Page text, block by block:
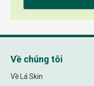
Về chúng tôi
Về Lá Skin